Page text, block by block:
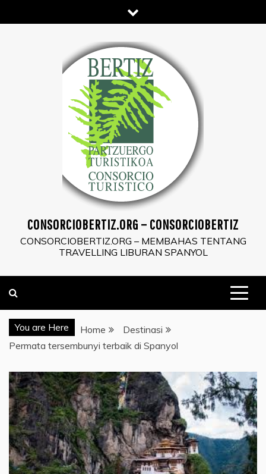
to
CONSORCIOBERTIZ.ORG – CONSORCIOBERTIZ
CONSORCIOBERTIZ.ORG – MEMBAHAS TENTANG
TRAVELLING LIBURAN SPANYOL
You are Here Home
Destinasi
Permata tersembunyi terbaik di Spanyol